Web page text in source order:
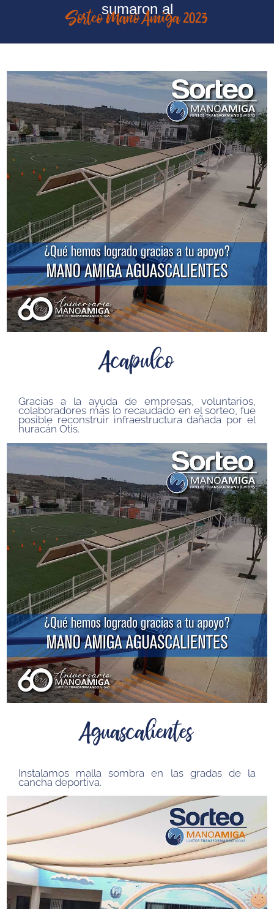
sumaron al
Sorteo Mano Amiga 2023
Acapulco
Gracias a la ayuda de empresas, voluntarios,
colaboradores más lo recaudado en el sorteo, fue
posible reconstruir infraestructura dañada por el
huracán Otis.
Aguascalientes
Instalamos malla sombra en las gradas de la
cancha deportiva.